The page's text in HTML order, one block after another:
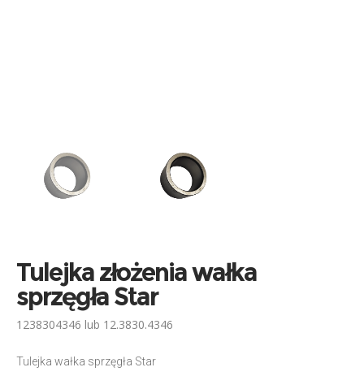
Tulejka złożenia wałka
sprzęgła Star
1238304346 lub 12.3830.4346
Tulejka wałka sprzęgła Star